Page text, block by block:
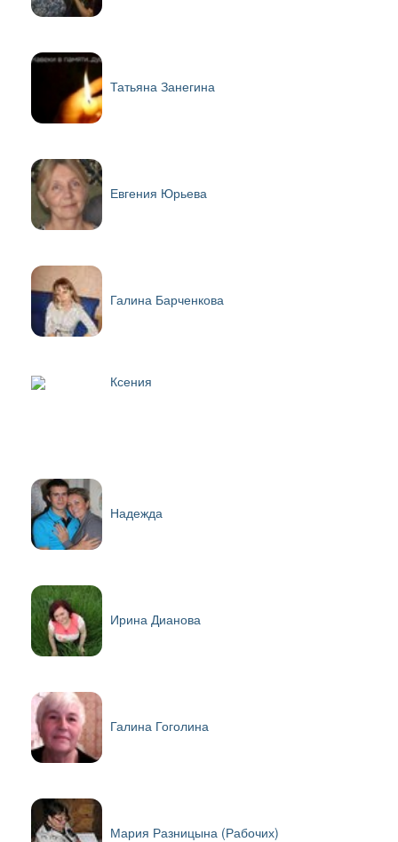
Татьяна Занегина
Евгения Юрьева
Галина Барченкова
Ксения
Надежда
Ирина Дианова
Галина Гоголина
Мария Разницына (Рабочих)